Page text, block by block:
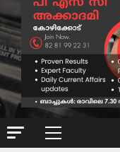
Primary